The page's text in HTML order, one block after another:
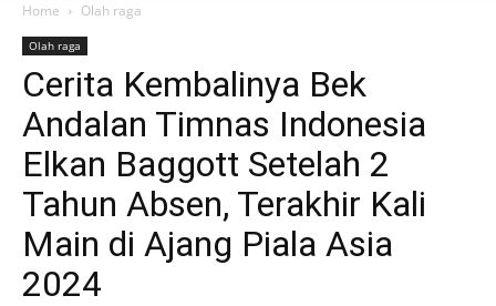
Home Olah raga
Olah raga
Cerita Kembalinya Bek
Andalan Timnas Indonesia
Elkan Baggott Setelah 2
Tahun Absen, Terakhir Kali
Main di Ajang Piala Asia
2024